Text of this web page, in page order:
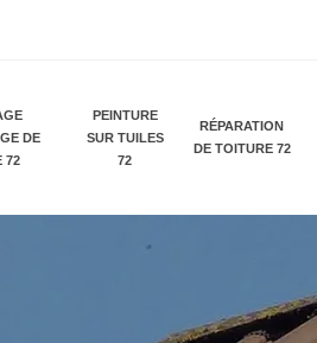
DE
72
PEINTURE
SUR TUILES
72
RÉPARATION
DE TOITURE 72